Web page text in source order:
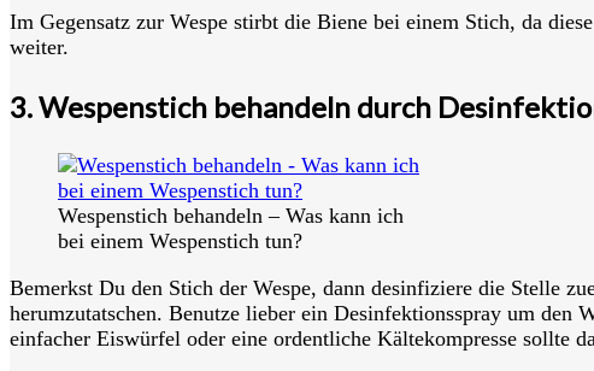
Im Gegensatz zur Wespe stirbt die Biene bei einem Stich, da
weiter.
3. Wespenstich behandeln durch
Wespenstich behandeln – Was kann ich
bei einem Wespenstich tun?
Bemerkst Du den Stich der Wespe, dann desinfiziere die Stelle
herumzutatschen. Benutze lieber ein Desinfektionsspray um den
einfacher Eiswürfel oder eine ordentliche Kältekompresse sollte